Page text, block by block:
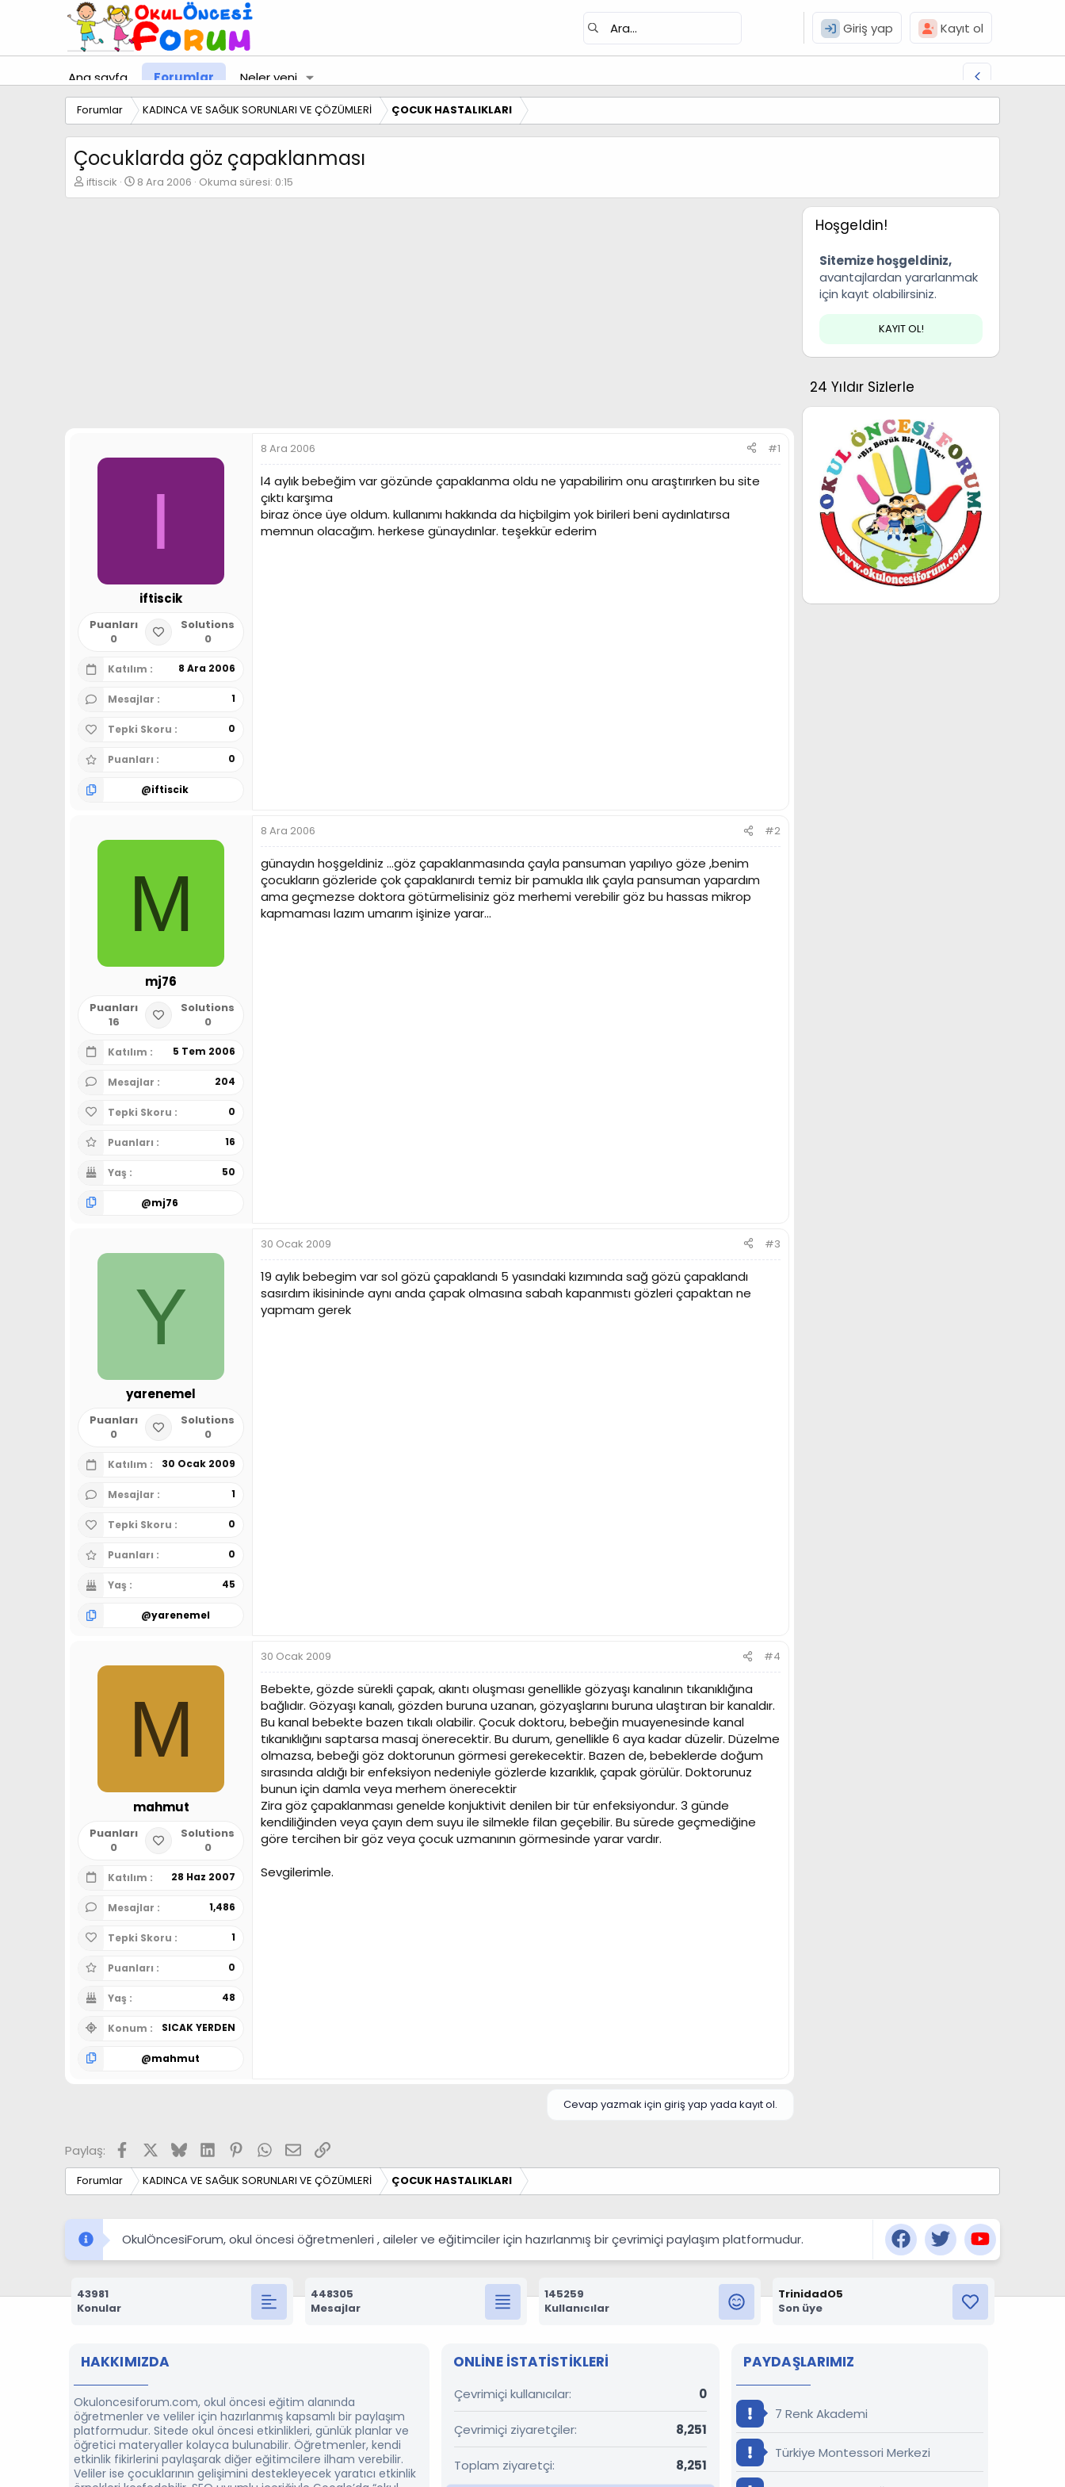
Giriş yap Kayıt ol
Ana sayfa Forumlar Neler yeni
Forumlar KADINCA VE SAĞLIK SORUNLARI VE ÇÖZÜMLERİ ÇOCUK HASTALIKLARI
Çocuklarda göz çapaklanması
K
o
iftiscik
B
a
8 Ara 2006 Okuma süresi: 0:15
I
iftiscik
Puanları
0
Solutions
0
Katılım 8 Ara 2006
Mesajlar 1
Tepki Skoru 0
Puanları 0
@iftiscik
8 Ara 2006 #1
l4 aylık bebeğim var gözünde çapaklanma oldu ne yapabilirim onu araştırırken bu site
çıktı karşıma
biraz önce üye oldum. kullanımı hakkında da hiçbilgim yok birileri beni aydınlatırsa
memnun olacağım. herkese günaydınlar. teşekkür ederim
M
mj76
Puanları
16
Solutions
0
Katılım 5 Tem 2006
Mesajlar 204
Tepki Skoru 0
Puanları 16
Yaş 50
@mj76
8 Ara 2006 #2
günaydın hoşgeldiniz ...göz çapaklanmasında çayla pansuman yapılıyo göze ,benim
çocukların gözleride çok çapaklanırdı temiz bir pamukla ılık çayla pansuman yapardım
ama geçmezse doktora götürmelisiniz göz merhemi verebilir göz bu hassas mikrop
kapmaması lazım umarım işinize yarar...
Y
yarenemel
Puanları
0
Solutions
0
Katılım 30 Ocak 2009
Mesajlar 1
Tepki Skoru 0
Puanları 0
Yaş 45
@yarenemel
30 Ocak 2009 #3
19 aylık bebegim var sol gözü çapaklandı 5 yasındaki kızımında sağ gözü çapaklandı
sasırdım ikisininde aynı anda çapak olmasına sabah kapanmıstı gözleri çapaktan ne
yapmam gerek
M
mahmut
Puanları
0
Solutions
0
Katılım 28 Haz 2007
Mesajlar 1,486
Tepki Skoru 1
Puanları 0
Yaş 48
Konum SICAK YERDEN
@mahmut
30 Ocak 2009 #4
Bebekte, gözde sürekli çapak, akıntı oluşması genellikle gözyaşı kanalının tıkanıklığına
bağlıdır. Gözyaşı kanalı, gözden buruna uzanan, gözyaşlarını buruna ulaştıran bir kanaldır.
Bu kanal bebekte bazen tıkalı olabilir. Çocuk doktoru, bebeğin muayenesinde kanal
tıkanıklığını saptarsa masaj önerecektir. Bu durum, genellikle 6 aya kadar düzelir. Düzelme
olmazsa, bebeği göz doktorunun görmesi gerekecektir. Bazen de, bebeklerde doğum
sırasında aldığı bir enfeksiyon nedeniyle gözlerde kızarıklık, çapak görülür. Doktorunuz
bunun için damla veya merhem önerecektir
Zira göz çapaklanması genelde konjuktivit denilen bir tür enfeksiyondur. 3 günde
kendiliğinden veya çayın dem suyu ile silmekle filan geçebilir. Bu sürede geçmediğine
göre tercihen bir göz veya çocuk uzmanının görmesinde yarar vardır.
Sevgilerimle.
Cevap yazmak için giriş yap yada kayıt ol.
Paylaş: FacebookBlueskyLinkedInPinterest
WhatsApp
E-posta
Link
Hoşgeldin!
Sitemize hoşgeldiniz,
avantajlardan yararlanmak
için kayıt olabilirsiniz.
KAYIT OL!
24 Yıldır Sizlerle
Forumlar KADINCA VE SAĞLIK SORUNLARI VE ÇÖZÜMLERİ ÇOCUK HASTALIKLARI
OkulÖncesiForum, okul öncesi öğretmenleri , aileler ve eğitimciler için hazırlanmış bir çevrimiçi paylaşım platformudur.
43981
Konular
448305
Mesajlar
145259
Kullanıcılar
TrinidadO5
Son üye
HAKKIMIZDA
Okuloncesiforum.com, okul öncesi eğitim alanında
öğretmenler ve veliler için hazırlanmış kapsamlı bir paylaşım
platformudur. Sitede okul öncesi etkinlikleri, günlük planlar ve
öğretici materyaller kolayca bulunabilir. Öğretmenler, kendi
etkinlik fikirlerini paylaşarak diğer eğitimcilere ilham verebilir.
Veliler ise çocuklarının gelişimini destekleyecek yaratıcı etkinlik
ONLINE ISTATISTIKLERI
Çevrimiçi kullanıcılar 0
Çevrimiçi ziyaretçiler 8,251
Toplam ziyaretçi 8,251
PAYDAŞLARIMIZ
7 Renk Akademi
Türkiye Montessori Merkezi